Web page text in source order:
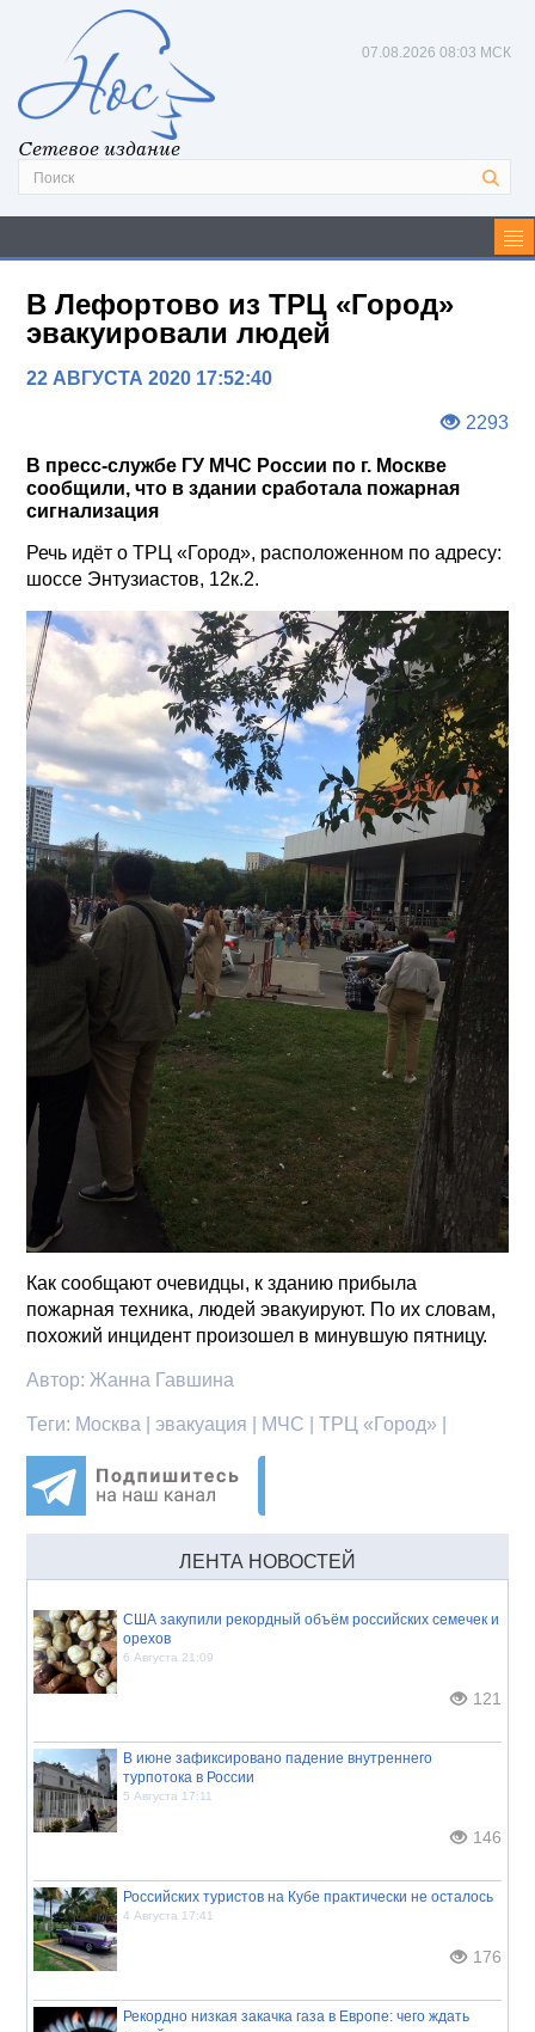
Сетевое издание
07.08.2026 08:03 МСК
В Лефортово из ТРЦ «Город»
эвакуировали людей
22 АВГУСТА 2020 17:52:40
2293
В пресс-службе ГУ МЧС России по г. Москве
сообщили, что в здании сработала пожарная
сигнализация
Речь идёт о ТРЦ «Город», расположенном по адресу:
шоссе Энтузиастов, 12к.2.
Как сообщают очевидцы, к зданию прибыла
пожарная техника, людей эвакуируют. По их словам,
похожий инцидент произошел в минувшую пятницу.
Автор: Жанна Гавшина
Теги: Москва | эвакуация | МЧС | ТРЦ «Город» |
ЛЕНТА НОВОСТЕЙ
США закупили рекордный объём российских семечек и
орехов
6 Августа 21:09
121
В июне зафиксировано падение внутреннего
турпотока в России
5 Августа 17:11
146
Российских туристов на Кубе практически не осталось
4 Августа 17:41
176
Рекордно низкая закачка газа в Европе: чего ждать